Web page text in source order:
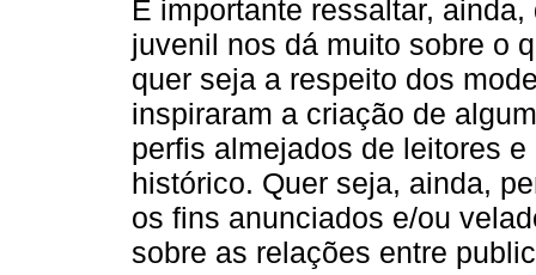
É importante ressaltar,
juvenil nos dá muito sobre o
quer seja a respeito dos
inspiraram a criação de
perfis almejados de leitores
histórico. Quer seja, ainda,
os fins anunciados e/ou
sobre as relações entre